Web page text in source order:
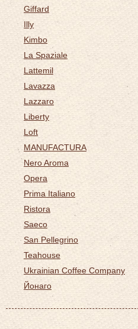
Giffard
Illy
Kimbo
La Spaziale
Lattemil
Lavazza
Lazzaro
Liberty
Loft
MANUFACTURA
Nero Aroma
Opera
Prima Italiano
Ristora
Saeco
San Pellegrino
Teahouse
Ukrainian Coffee Company
Йонаго